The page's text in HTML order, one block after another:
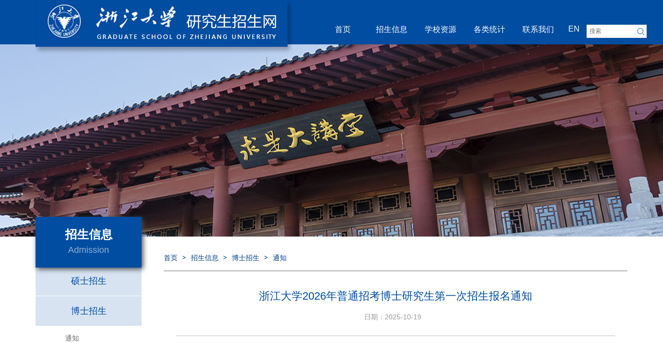
首页 招生信息 学校资源 各类统计 联系我们 EN
招生信息
Admission
硕士招生
博士招生
通知
首页 招生信息 博士招生 通知
浙江大学2026年普通招考博士研究生第一次招生报名通知
日期：2025-10-19